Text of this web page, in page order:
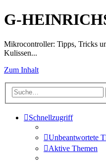
G-
Mikrocontroller: Tipps, Tricks
Kulissen...
Zum Inhalt
Schnellzugriff
Unbeantwortete
Aktive Themen